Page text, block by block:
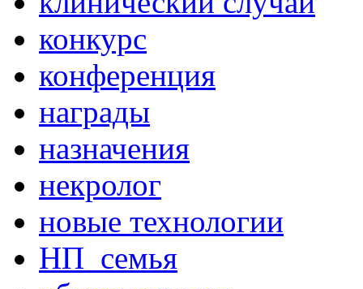
конкурс
конференция
награды
назначения
некролог
новые технологии
НП_семья